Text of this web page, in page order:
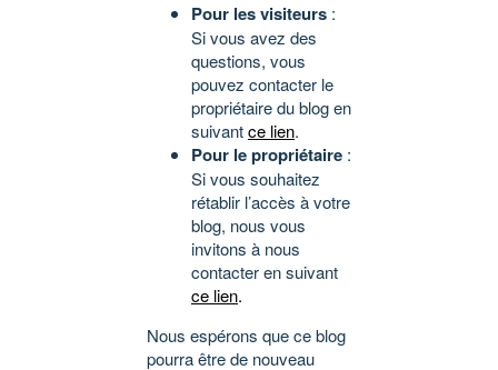
Pour les visiteurs :
Si vous avez des
questions, vous
pouvez contacter le
propriétaire du blog en
suivantce lien.
Pour le propriétaire :
Si vous souhaitez
rétablir l’accès à votre
blog, nous vous
invitons à nous
contacter en suivant
ce lien.
Nous espérons que ce blog
pourra être de nouveau